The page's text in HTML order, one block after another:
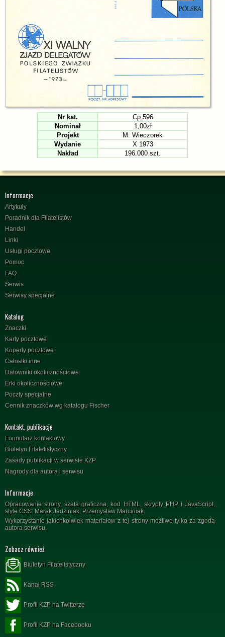
Nr kat.
Cp 596
Nominał
1,00zł
Projekt
M. Wieczorek
Wydanie
X 1973
Nakład
196.000 szt.
Informacje
Artykuły
Poradnik dla Filatelistów
Handel
Linki
Usługi pocztowe
Pomoc
FAQ
Serwis
Serwisy specjalne
Katalog
Znaczki
Karty pocztowe
Koperty pocztowe
Całostki inne
Datowniki okolicznościowe
Erki okolicznościowe
Poczty specjalne
Cennik znaczków wg katalogu Fischer
Kontakt, publikacje
Formularz kontaktowy
Biuletyn Filatelistyczny
Zasady publikacji w serwisie KZP
Nagrody dla autora i serwisu
Informacje
Opracowanie strony, szata graficzna, kod HTML, skrypty PHP i JavaScript,
style CSS: Marek Jedziniak, Przemysław Marciniak.
Wykorzystanie jakichkolwiek materiałów z tej strony możliwe tylko za zgodą
autora serwisu.
Zobacz również
Biuletyn Filatelistyczny
Kanał RSS
Profil KZP na Twitterze
Profil KZP na Facebooku